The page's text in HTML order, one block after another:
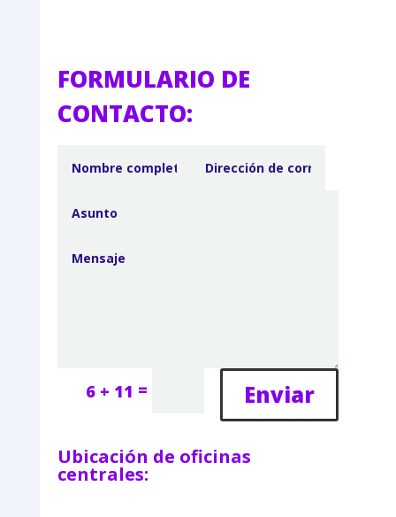
FORMULARIO DE
CONTACTO:
6 + 11 = Enviar
Ubicación de oficinas
centrales: